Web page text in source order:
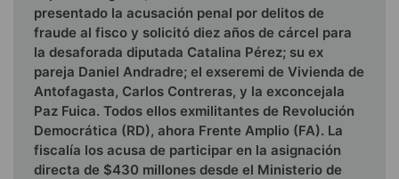
presentado la acusación penal por delitos de
fraude al fisco y solicitó diez años de cárcel para
la desaforada diputada Catalina Pérez; su ex
pareja Daniel Andradre; el exseremi de Vivienda de
Antofagasta, Carlos Contreras, y la exconcejala
Paz Fuica. Todos ellos exmilitantes de Revolución
Democrática (RD), ahora Frente Amplio (FA). La
fiscalía los acusa de participar en la asignación
directa de $430 millones desde el Ministerio de